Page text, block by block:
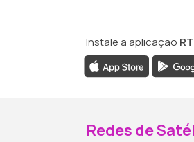
Instale a aplicação
Redes de